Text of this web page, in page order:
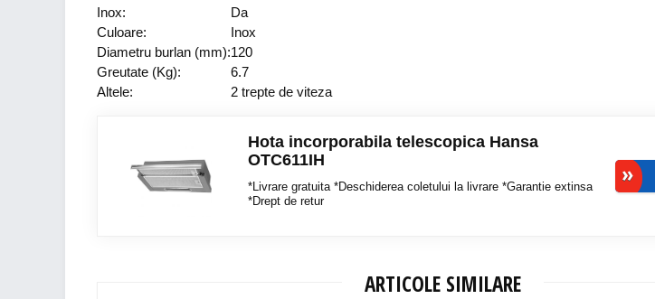
Inox:
Da
Culoare:
Inox
Diametru burlan (mm):120
Greutate (Kg):
6.7
Altele:
2 trepte de viteza
Hota incorporabila telescopica Hansa
OTC611IH
*Livrare gratuita *Deschiderea coletului la livrare *Garantie extinsa
*Drept de retur
ARTICOLE SIMILARE